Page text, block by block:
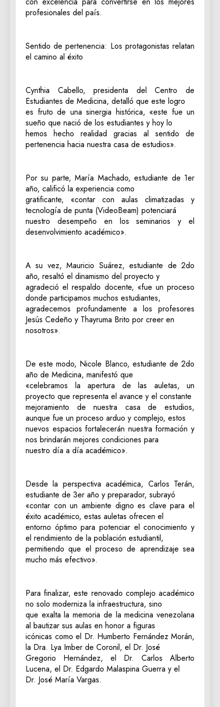
profesionales del país.
Sentido de pertenencia: Los protagonistas relatan
el camino al éxito
​Cynthia Cabello, presidenta del Centro de
Estudiantes de Medicina, detalló que este logro
es fruto de una sinergia histórica, «este fue un
sueño que nació de los estudiantes y hoy lo
hemos hecho realidad gracias al sentido de
pertenencia hacia nuestra casa de estudios».
​Por su parte, María Machado, estudiante de 1er
año, calificó la experiencia como
gratificante, «contar con aulas climatizadas y
tecnología de punta (VideoBeam) potenciará
nuestro desempeño en los seminarios y el
desenvolvimiento académico».
A su vez, Mauricio Suárez, estudiante de 2do
año, resaltó el dinamismo del proyecto y
agradeció el respaldo docente, «fue un proceso
donde participamos muchos estudiantes,
agradecemos profundamente a los profesores
Jesús Cedeño y Thayruma Brito por creer en
nosotros».
De este modo, Nicole Blanco, estudiante de 2do
año de Medicina, manifestó que
«celebramos la apertura de las auletas, un
proyecto que representa el avance y el constante
mejoramiento de nuestra casa de estudios,
aunque fue un proceso arduo y complejo, estos
nuevos espacios fortalecerán nuestra formación y
nos brindarán mejores condiciones para
nuestro día a día académico».
Desde la perspectiva académica, Carlos Terán,
estudiante de 3er año y preparador, subrayó
«contar con un ambiente digno es clave para el
éxito académico, estas auletas ofrecen el
entorno óptimo para potenciar el conocimiento y
el rendimiento de la población estudiantil,
permitiendo que el proceso de aprendizaje sea
mucho más efectivo».
Para finalizar, este renovado complejo académico
no solo moderniza la infraestructura, sino
que exalta la memoria de la medicina venezolana
al bautizar sus aulas en honor a figuras
icónicas como el Dr. Humberto Fernández Morán,
la Dra. Lya Imber de Coronil, el Dr. José
Gregorio Hernández, el Dr. Carlos Alberto
Lucena, el Dr. Edgardo Malaspina Guerra y el
Dr. José María Vargas.